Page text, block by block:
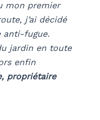
mon premier
j’ai décidé
anti-fugue.
jardin en toute
enfin
propriétaire